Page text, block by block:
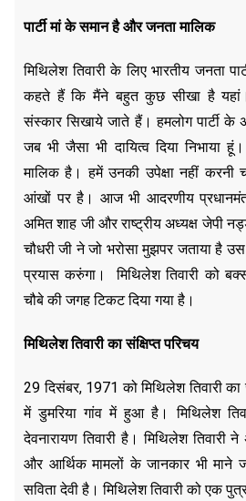
पार्टी मां के समान है और जनता मालिक
मिथिलेश तिवारी के लिए भारतीय जनता
कहते हैं कि मैंने बहुत कुछ सीखा है यहां।
संस्कार सिखाये जाते हैं। हमलोग पार्टी के
जब भी जैसा भी दायित्व दिया निभाया
मालिक है। हमें उनकी उपेक्षा नहीं
आंखों पर है। आज भी आदरणीय
अमित शाह जी और राष्ट्रीय अध्यक्ष जेपी
चौधरी जी ने जो भरोसा मुझपर जताया है
प्रयास करुंगा। मिथिलेश तिवारी को
चौबे की जगह टिकट दिया गया है।
मिथिलेश तिवारी का संक्षिप्त परिचय
29 दिसंबर, 1971 को मिथिलेश तिवारी
में डुमरिया गांव में हुआ है। मिथिलेश
देवनारायण तिवारी है। मिथिलेश तिवारी
और आर्थिक मामलों के जानकार भी माने
सविता देवी है। मिथिलेश तिवारी को एक